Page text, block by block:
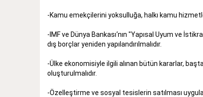
-Kamu emekçilerini yoksulluğa, halkı kamu
-IMF ve Dünya Bankası‘nın "Yapısal Uyum ve
dış borçlar yeniden yapılandırılmalıdır.
-Ülke ekonomisiyle ilgili alınan bütün kararlar,
oluşturulmalıdır.
-Özelleştirme ve sosyal tesislerin satılması